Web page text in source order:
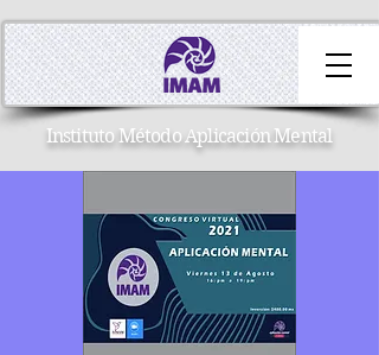
Instituto Método Aplicación Mental